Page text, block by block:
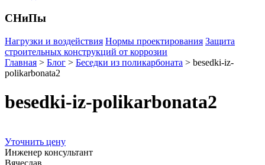
СНиПы
Нагрузки и воздействия Нормы проектирования Защита
строительных конструкций от коррозии
Главная > Блог > Беседки из поликарбоната > besedki-iz-
polikarbonata2
besedki-iz-polikarbonata2
Уточнить цену
Инженер консультант
Вячеслав